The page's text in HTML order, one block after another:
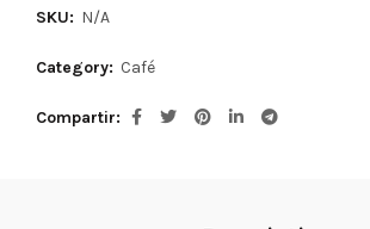
SKU: N/A
Category: Café
Compartir